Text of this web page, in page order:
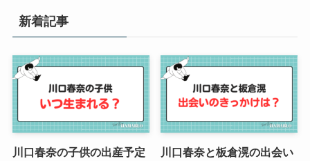
新着記事
川口春奈の子供の出産予定 川口春奈と板倉滉の出会い